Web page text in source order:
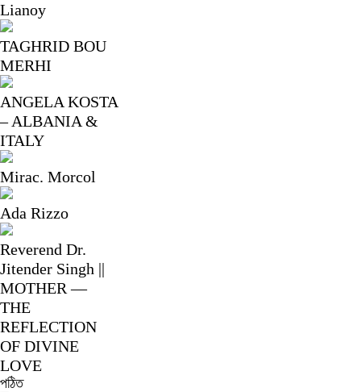
Lianoy
TAGHRID BOU
MERHI
ANGELA KOSTA
– ALBANIA &
ITALY
Mirac. Morcol
Ada Rizzo
Reverend Dr.
Jitender Singh ||
MOTHER —
THE
REFLECTION
OF DIVINE
LOVE
পঠিত